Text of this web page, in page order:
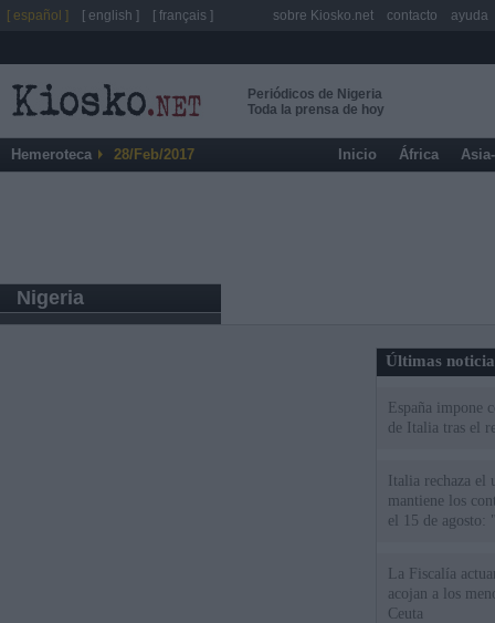
Periódicos de Nigeria
Toda la prensa de hoy
Hemeroteca 28/Feb/2017 Inicio África
Nigeria
Últimas
España impone
de Italia tras el
Italia rechaza
mantiene los
el 15 de agosto:
La Fiscalía
acojan a los
Ceuta
[ español ] [ english ] [ français ] sobre Kiosko.net contacto ayuda